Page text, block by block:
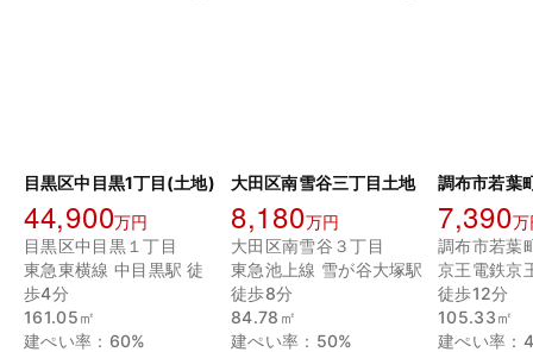
目黒区中目黒1丁目(土地)
44,900万円
目黒区中目黒１丁目
東急東横線 中目黒駅 徒
歩4分
161.05㎡
建ぺい率：60%
大田区南雪谷三丁目土地
8,180万円
大田区南雪谷３丁目
東急池上線 雪が谷大塚駅
徒歩8分
84.78㎡
建ぺい率：50%
7,390万
調布市若葉
京王電鉄京
徒歩12分
105.33㎡
建ぺい率：